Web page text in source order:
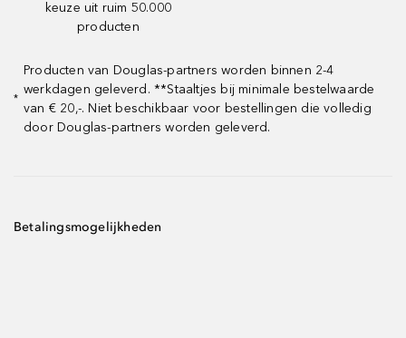
keuze uit ruim 50.000
producten
*
Producten van Douglas-partners worden binnen 2-4
werkdagen geleverd. **Staaltjes bij minimale bestelwaarde
van € 20,-. Niet beschikbaar voor bestellingen die volledig
door Douglas-partners worden geleverd.
Betalingsmogelijkheden